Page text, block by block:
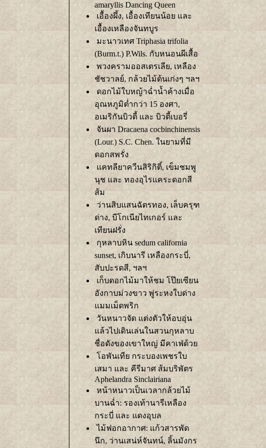
amaryllis Dancing Queen
เอื้องผึ้ง, เอื้องเทียนน้อย และ
เอื้องเหลืองจันทบูร
มะนาวเทศ Triphasia trifolia
(Burm.t.) P.Wils. กับหนอนผีเสื้อ
พวงครามออสเตรเลีย, เหลือง
ชัชวาลย์, กล้วยไม้ต้นเก่งๆ ฯลฯ
ดอกไม้ใบหญ้าฉ่ำน้ำค้างเมื่อ
อุณหภูมิต่ำกว่า 15 องศา,
อเมริกันบิวตี้ และ บิวตี้เบอรี่
จันผา Dracaena cocbinchinensis
(Lour.) S.C. Chen. ในยามที่มี
ดอกสพรั่ง
คทลียาควีนสิริกิติ์, เข็มชมพู
นุช และ ทองอุไรแคระดอกสี
ส้ม
ว่านสิบแสนฉัตรทอง, เล็บครุฑ
ด่าง, บีโกเนียไทเกอร์ และ
เทียนฝรั่ง
กุหลาบหิน sedum california
sunset, เกิบนารี เหลืองกระบี่,
สับปะรดสี, ฯลฯ
เก็บดอกไม้มาให้ชม โป๊ยเซียน
อังกาบม่วงขาว พู่ระหงใบด่าง
มมเม็ดพริก
วันหนาวจัด แต่งตัวให้อบอุ่น
ล้วไปเดินเล่นในสวนกุหลาบ
ชื่อดังของเขาใหญ่ มีคาเฟ่ด้ว
อพันเทีย กระบองเพชรใบ
เสมา และ คีรีมาศ ส้มบริพัตร
Aphelandra Sinclairiana
หน้าหนาวเป็นเวลากล้วยไม้
บานฉ่ำ: รองเท้านารีเหลือง
กระบี่ และ แดงอุบล
ไม้ฟอกอากาศ: แก้วสารพัด
นึก, ว่านเสน่ห์จันทน์, ลิ้นมังกร